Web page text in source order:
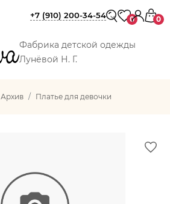
Фабрика детской одежды
Лунёвой Н. Г.
+7 (910) 200-34-54 0 0
Архив Платье для девочки